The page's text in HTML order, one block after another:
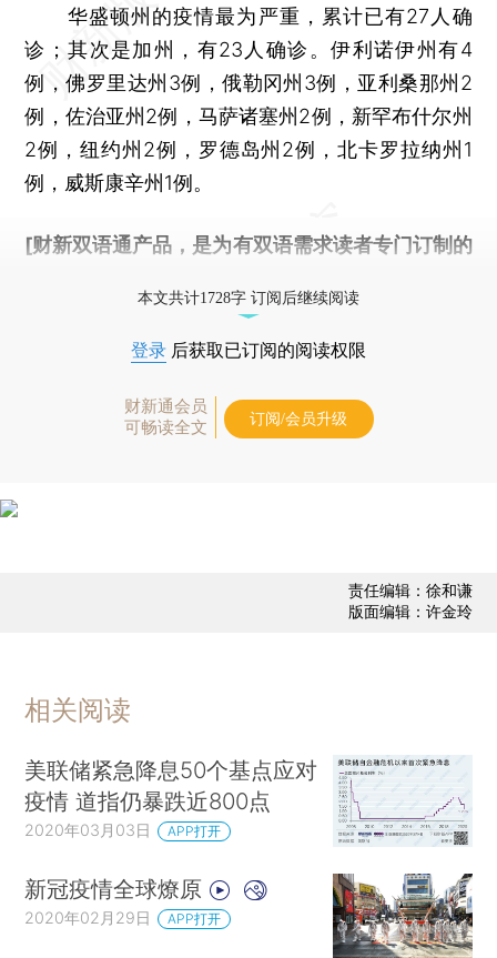
华盛顿州的疫情最为严重，累计已有27人确
诊；其次是加州，有23人确诊。伊利诺伊州有4
例，佛罗里达州3例，俄勒冈州3例，亚利桑那州2
例，佐治亚州2例，马萨诸塞州2例，新罕布什尔州
2例，纽约州2例，罗德岛州2例，北卡罗拉纳州1
例，威斯康辛州1例。
[财新双语通产品，是为有双语需求读者专门订制的
本文共计1728字 订阅后继续阅读
登录 后获取已订阅的阅读权限
财新通会员
可畅读全文
订阅/会员升级
责任编辑：徐和谦
版面编辑：许金玲
相关阅读
美联储紧急降息50个基点应对
疫情 道指仍暴跌近800点
2020年03月03日 APP打开
新冠疫情全球燎原
2020年02月29日 APP打开